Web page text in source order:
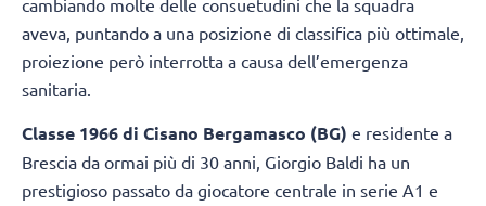
aveva, puntando a una posizione di classifica più ottimale,
proiezione però interrotta a causa dell’emergenza
sanitaria.
Classe 1966 di Cisano Bergamasco (BG) e residente a
Brescia da ormai più di 30 anni, Giorgio Baldi ha un
prestigioso passato da giocatore centrale in serie A1 e